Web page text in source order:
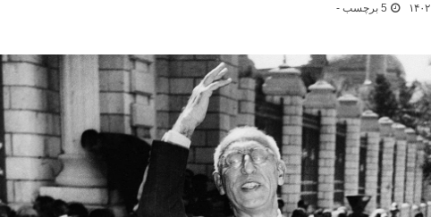
5 برچسب -